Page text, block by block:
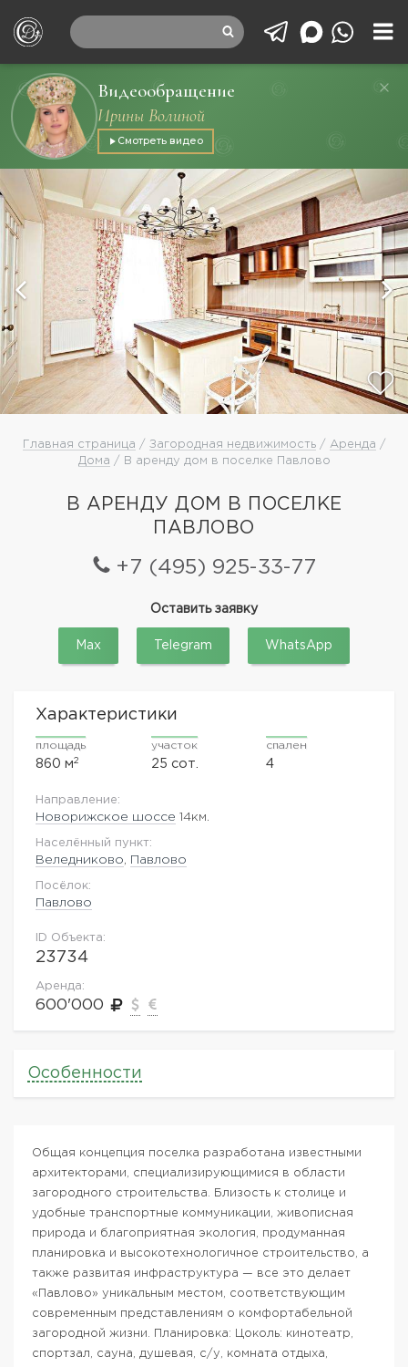
Видеообращение
Ирины Волиной
Смотреть видео
Главная страница / Загородная недвижимость/ Аренда /
Дома / В аренду дом в поселке Павлово
В АРЕНДУ ДОМ В ПОСЕЛКЕ
ПАВЛОВО
+7 (495) 925-33-77
Оставить заявку
Max Telegram WhatsApp
Характеристики
площадь
860 м2
участок
25 сот.
спален
4
Направление:
Новорижское шоссе 14км.
Населённый пункт:
Веледниково Павлово
Посёлок:
Павлово
ID Объекта:
23734
Аренда:
600'000
Особенности
Общая концепция поселка разработана известными
архитекторами, специализирующимися в области
загородного строительства. Близость к столице и
удобные транспортные коммуникации, живописная
природа и благоприятная экология, продуманная
планировка и высокотехнологичное строительство, а
также развитая инфраструктура — все это делает
«Павлово» уникальным местом, соответствующим
современным представлениям о комфортабельной
загородной жизни. Планировка: Цоколь: кинотеатр,
спортзал, сауна, душевая, с/у, комната отдыха,